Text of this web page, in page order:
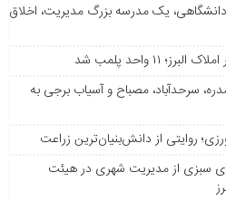
دانشگاهی، یک مدرسه بزرگ مدیریت، اخلاق
۱۱ واحد پلمب شد
سرحدآباد، مصباح و آسیاب برجی به
روایتی از دانش‌بنیان‌ترین زراعت
سبزی از مدیریت شهری در هیئت